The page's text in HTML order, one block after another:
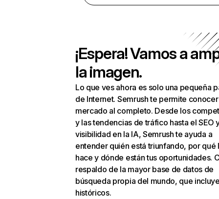
¡Espera! Vamos a
la imagen.
Lo que ves ahora es solo una pequeña
de Internet. Semrush te permite
mercado al completo. Desde los
y las tendencias de tráfico hasta el SEO
visibilidad en la IA, Semrush te ayuda a
entender quién está triunfando, por qué
hace y dónde están tus oportunidades.
respaldo de la mayor base de datos de
búsqueda propia del mundo, que
históricos.